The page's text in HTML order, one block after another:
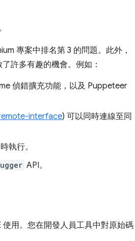
專案中排名第 3 的問題。此外，
許多有趣的機會。例如：
偵錯擴充功能，以及 Puppeteer
interface) 可以同時連線至同
執行。
API。
用。您在開發人員工具中對原始碼